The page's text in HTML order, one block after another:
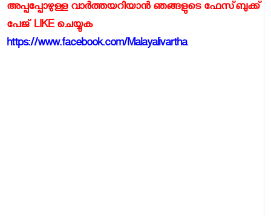
അപ്പപ്പോഴുള്ള വാര്‍ത്തയറിയാന്‍ ഞങ്ങളുടെ ഫേസ്‌ബുക്ക്‌
പേജ് LIKE ചെയ്യുക
https://www.facebook.com/Malayalivartha